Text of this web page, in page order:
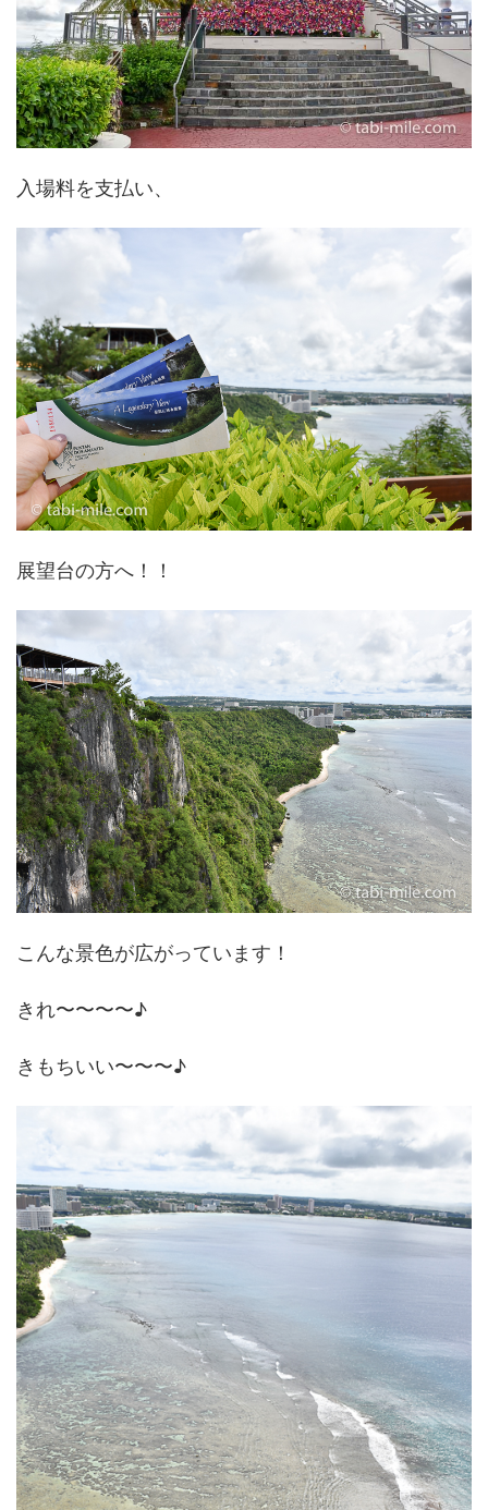
入場料を支払い、
展望台の方へ！！
こんな景色が広がっています！
きれ〜〜〜〜♪
きもちいい〜〜〜♪